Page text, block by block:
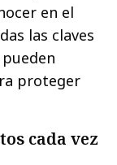
en el
las claves
proteger
cada vez